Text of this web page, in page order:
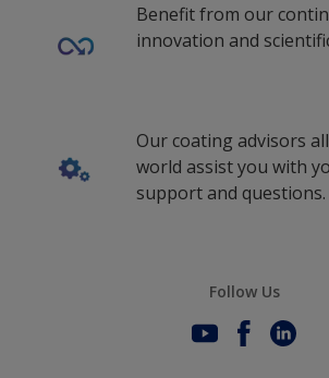
Benefit from our
innovation and
Our coating advisors
world assist you with
support and questions.
Follow Us